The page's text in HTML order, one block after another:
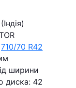
710/70 R42
ширини
диска: 42